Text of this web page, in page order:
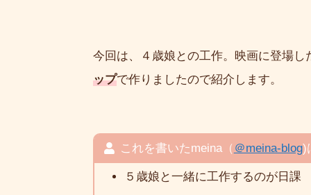
今回は、４歳娘との工作。映画に登場し
ップで作りましたので紹介します。
これを書いたmeina（ ＠meina-blog)
５歳娘と一緒に工作するのが日課